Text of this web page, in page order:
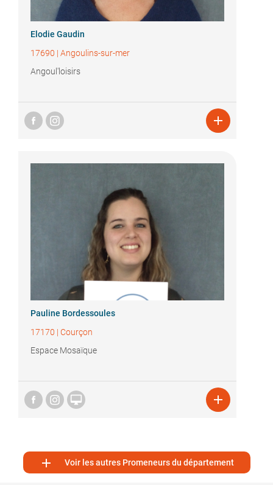
Elodie Gaudin
17690 | Angoulins-sur-mer
Angoul'loisirs

Pauline Bordessoules
17170 | Courçon
Espace Mosaïque
 
 Voir les autres Promeneurs du département